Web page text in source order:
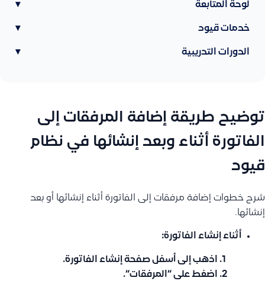
لوحة المتابعة ▾
خدمات قيود ▾
الدورات التدريبية ▾
توضيح طريقة إضافة المرفقات إلى
الفاتورة أثناء وبعد إنشائها في نظام
قيود
شرح خطوات إضافة مرفقات إلى الفاتورة أثناء إنشائها أو بعد
إنشائها.
أثناء إنشاء الفاتورة:
اذهب إلى أسفل صفحة إنشاء الفاتورة.
اضغط على “ المرفقات“.